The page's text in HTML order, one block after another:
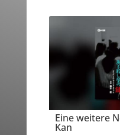
Eine weitere
Kan